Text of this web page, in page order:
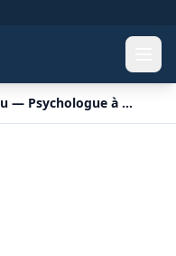
Sy Aliou — Psychologue à Elbeuf